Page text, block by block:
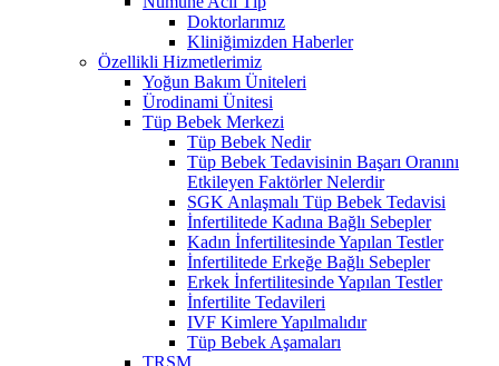
Doktorlarımız
Kliniğimizden Haberler
Özellikli Hizmetlerimiz
Yoğun Bakım Üniteleri
Ürodinami Ünitesi
Tüp Bebek Merkezi
Tüp Bebek Nedir
Tüp Bebek Tedavisinin Başarı Oranını
Etkileyen Faktörler Nelerdir
SGK Anlaşmalı Tüp Bebek Tedavisi
İnfertilitede Kadına Bağlı Sebepler
Kadın İnfertilitesinde Yapılan Testler
İnfertilitede Erkeğe Bağlı Sebepler
Erkek İnfertilitesinde Yapılan Testler
İnfertilite Tedavileri
IVF Kimlere Yapılmalıdır
Tüp Bebek Aşamaları
TRSM